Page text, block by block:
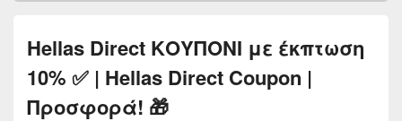
Hellas Direct ΚΟΥΠΟΝΙ με έκπτωση
10% ✅ | Hellas Direct Coupon |
Προσφορά! 🎁